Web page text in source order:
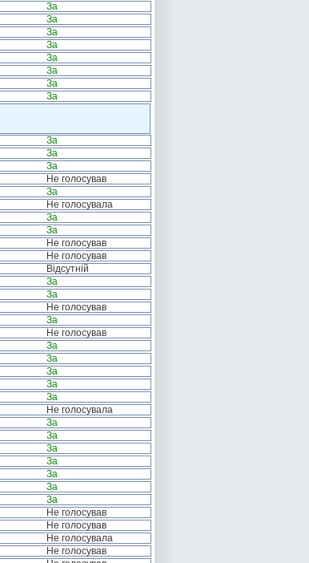
За
За
За
За
За
За
За
За
За
За
За
Не голосував
За
Не голосувала
За
За
Не голосував
Не голосував
Відсутній
За
За
Не голосував
За
Не голосував
За
За
За
За
За
Не голосувала
За
За
За
За
За
За
За
Не голосував
Не голосував
Не голосувала
Не голосував